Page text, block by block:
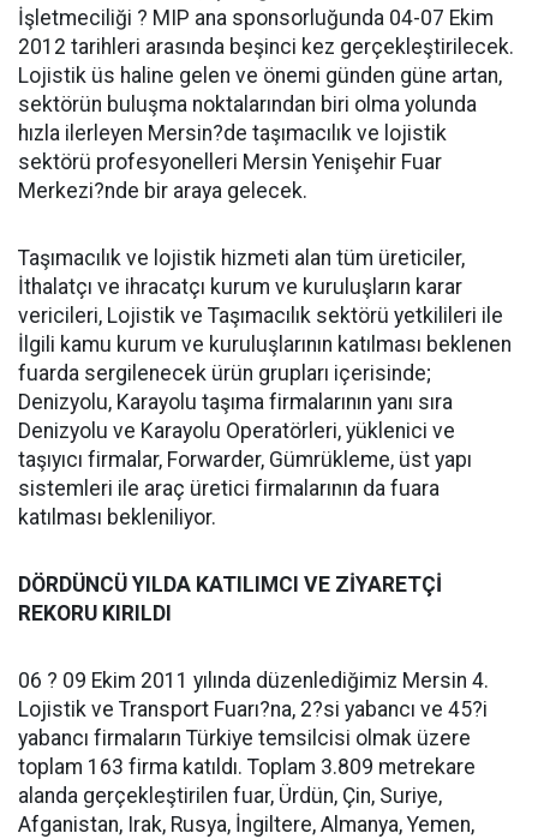
İşletmeciliği ? MIP ana sponsorluğunda 04-07 Ekim
2012 tarihleri arasında beşinci kez gerçekleştirilecek.
Lojistik üs haline gelen ve önemi günden güne artan,
sektörün buluşma noktalarından biri olma yolunda
hızla ilerleyen Mersin?de taşımacılık ve lojistik
sektörü profesyonelleri Mersin Yenişehir Fuar
Merkezi?nde bir araya gelecek.
Taşımacılık ve lojistik hizmeti alan tüm üreticiler,
İthalatçı ve ihracatçı kurum ve kuruluşların karar
vericileri, Lojistik ve Taşımacılık sektörü yetkilileri ile
İlgili kamu kurum ve kuruluşlarının katılması beklenen
fuarda sergilenecek ürün grupları içerisinde;
Denizyolu, Karayolu taşıma firmalarının yanı sıra
Denizyolu ve Karayolu Operatörleri, yüklenici ve
taşıyıcı firmalar, Forwarder, Gümrükleme, üst yapı
sistemleri ile araç üretici firmalarının da fuara
katılması bekleniliyor.
DÖRDÜNCÜ YILDA KATILIMCI VE ZİYARETÇİ
REKORU KIRILDI
06 ? 09 Ekim 2011 yılında düzenlediğimiz Mersin 4.
Lojistik ve Transport Fuarı?na, 2?si yabancı ve 45?i
yabancı firmaların Türkiye temsilcisi olmak üzere
toplam 163 firma katıldı. Toplam 3.809 metrekare
alanda gerçekleştirilen fuar, Ürdün, Çin, Suriye,
Afganistan, Irak, Rusya, İngiltere, Almanya, Yemen,